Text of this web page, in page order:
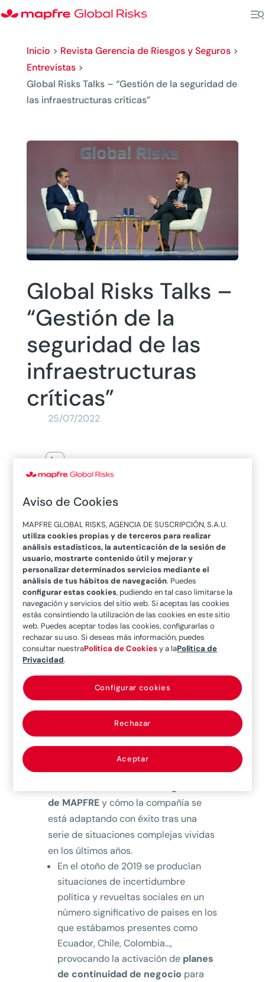
Inicio > Revista Gerencia de Riesgos y Seguros>
Entrevistas>
Global Risks Talks – “Gestión de la seguridad de
las infraestructuras críticas”
Global Risks Talks –
“Gestión de la
seguridad de las
infraestructuras
críticas”
25/07/2022
En el marco de las Jornadas
MAPFRE, pudimos disfrutar de una
charla entre Guillermo Llorente,
director Corporativo de seguridad de
MAPFRE y José Luis Pérez Pajuelo,
director del Centro Nacional de
Infraestructuras Críticas (CNPIC),
donde expusieron los retos y desafíos
a los que nos enfrentamos desde el
punto de vista de la seguridad de las
infraestructuras que resultan
imprescindibles y que pueden afectar
solo de una empresa, sino incluso de
una región o un determinado país.
Guillermo Llorente, compartió en esta
entrevista lostres pilares que
de MAPFREy cómo la compañía se
está adaptando con éxito tras una
serie de situaciones complejas vividas
en los últimos años.
En el otoño de 2019 se producían
situaciones de incertidumbre
política y revueltas sociales en un
número significativo de países en los
que estábamos presentes como
Ecuador, Chile, Colombia…,
provocando la activación de planes
de continuidad de negocio para
Aviso de Cookies
MAPFRE GLOBAL RISKS, AGENCIA DE SUSCRIPCIÓN, S.A.U.
utiliza cookies propias y de terceros para realizar
análisis estadísticos, la autenticación de la sesión de
usuario, mostrarte contenido útil y mejorar y
personalizar determinados servicios mediante el
análisis de tus hábitos de navegación. Puedes
configurar estas cookies, pudiendo en tal caso limitarse la
navegación y servicios del sitio web. Si aceptas las cookies
estás consintiendo la utilización de las cookies en este sitio
web. Puedes aceptar todas las cookies, configurarlas o
rechazar su uso. Si deseas más información, puedes
consultar nuestraPolítica de Cookiesy a laPolítica de
Privacidad.
Rechazar
Aceptar
Configurar cookies